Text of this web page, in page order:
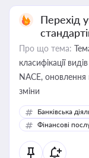
Перехід
Про що тема:
класифікації
NACE, оновлення
зміни
Банківська
Фінансові